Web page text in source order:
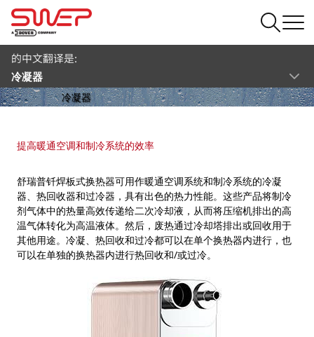
的中文翻译是:
冷凝器
冷凝器
提高暖通空调和制冷系统的效率
舒瑞普钎焊板式换热器可用作暖通空调系统和制冷系统的冷凝
器、热回收器和过冷器，具有出色的热力性能。这些产品将制冷
剂气体中的热量高效传递给二次冷却液，从而将压缩机排出的高
温气体转化为高温液体。然后，废热通过冷却塔排出或回收用于
其他用途。冷凝、热回收和过冷都可以在单个换热器内进行，也
可以在单独的换热器内进行热回收和/或过冷。